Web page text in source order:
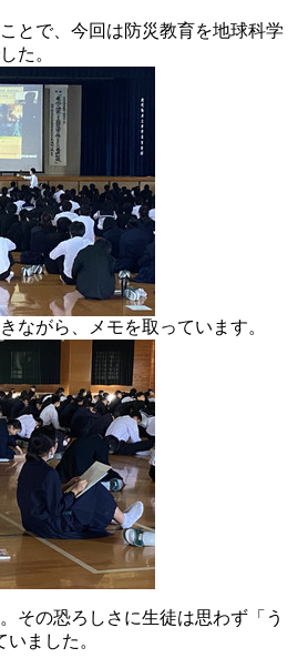
とで、今回は防災教育を地球科学
た。
ながら、メモを取っています。
その恐ろしさに生徒は思わず「う
ました。